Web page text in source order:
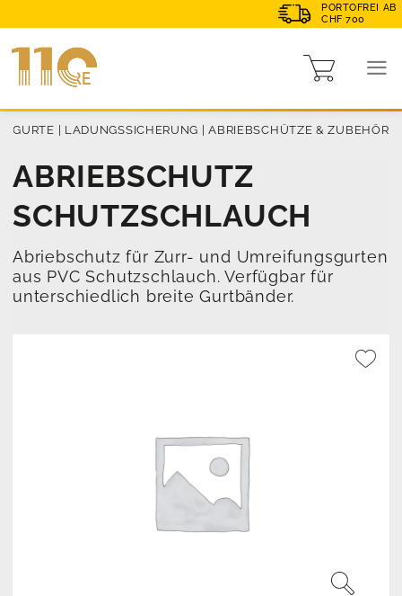
PORTOFREI AB
CHF 700
GURTE | LADUNGSSICHERUNG |ABRIEBSCHÜTZE & ZUBEHÖR
ABRIEBSCHUTZ
SCHUTZSCHLAUCH
Abriebschutz für Zurr- und Umreifungsgurten
aus PVC Schutzschlauch. Verfügbar für
unterschiedlich breite Gurtbänder.